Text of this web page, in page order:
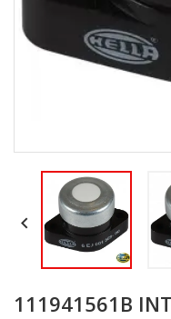

111941561B